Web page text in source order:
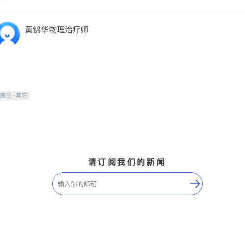
黄锦华物理治疗师
医生-其它
请订阅我们的新闻